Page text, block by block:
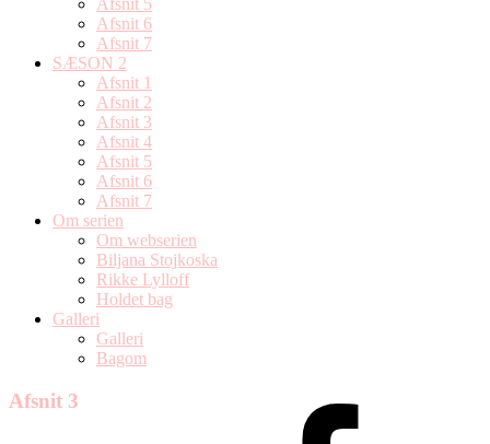
Afsnit 5
Afsnit 6
Afsnit 7
SÆSON 2
Afsnit 1
Afsnit 2
Afsnit 3
Afsnit 4
Afsnit 5
Afsnit 6
Afsnit 7
Om serien
Om webserien
Biljana Stojkoska
Rikke Lylloff
Holdet bag
Galleri
Galleri
Bagom
Afsnit 3